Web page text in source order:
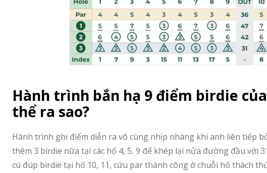
Hành trình bắn hạ 9 điểm birdie
thể ra sao?
Hành trình ghi điểm diễn ra vô cùng nhịp nhàng khi anh liên tiếp
thêm 3 birdie nữa tại các hố 4, 5, 9 để khép lại nửa đường đầu với
cú đúp birdie tại hố 10, 11, cứu par thành công ở chuỗi hố thách